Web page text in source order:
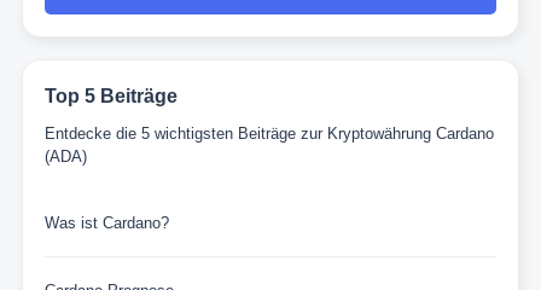
Top 5 Beiträge
Entdecke die 5 wichtigsten Beiträge zur Kryptowährung Cardano
(ADA)
Was ist Cardano?